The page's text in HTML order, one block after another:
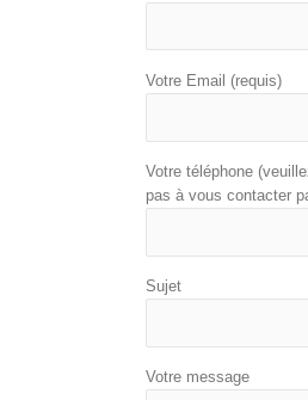
Votre Email (requis)
Votre téléphone
pas à vous contacter
Sujet
Votre message